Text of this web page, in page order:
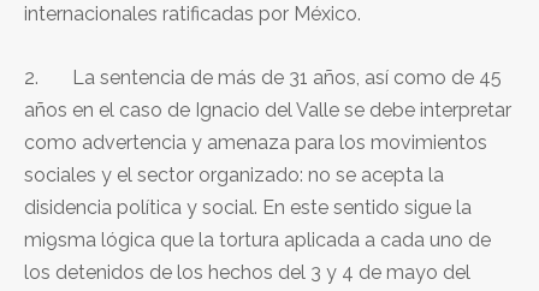
internacionales ratificadas por México.
2. La sentencia de más de 31 años, así como de 45
años en el caso de Ignacio del Valle se debe interpretar
como advertencia y amenaza para los movimientos
sociales y el sector organizado: no se acepta la
disidencia política y social. En este sentido sigue la
mi9sma lógica que la tortura aplicada a cada uno de
los detenidos de los hechos del 3 y 4 de mayo del